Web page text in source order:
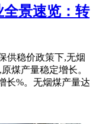
全景速览：转
供稳价政策下,无烟
煤产量稳定增长。
长%。无烟煤产量达